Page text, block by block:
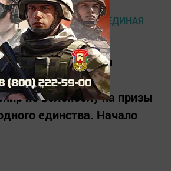
юношеская
средняя
по волейболу на призы
единства. Начало